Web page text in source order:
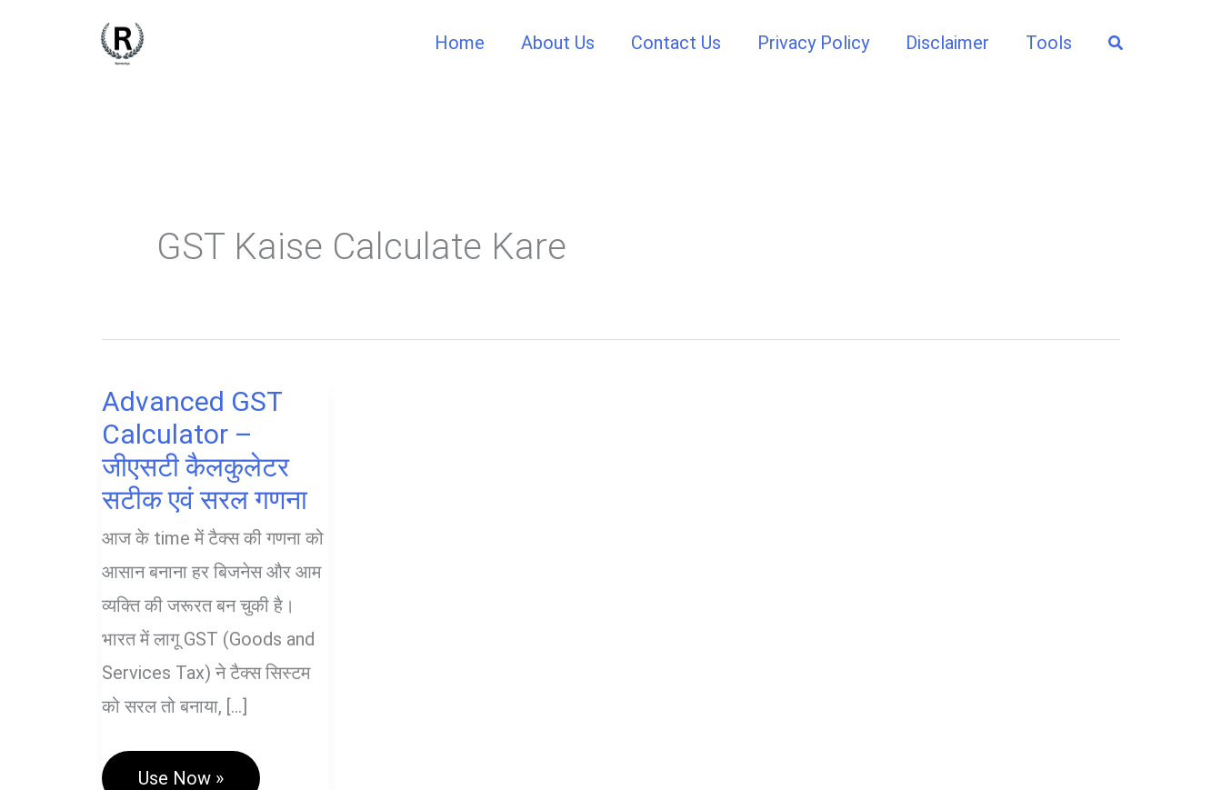
Home About Us Contact Us Privacy Policy Disclaimer Tools Search
GST Kaise Calculate Kare
Advanced GST
Calculator –
जीएसटी कैलकुलेटर
सटीक एवं सरल गणना
आज के time में टैक्स की गणना को
आसान बनाना हर बिजनेस और आम
व्यक्ति की जरूरत बन चुकी है।
भारत में लागू GST (Goods and
Services Tax) ने टैक्स सिस्टम
को सरल तो बनाया, […]
Advanced
Use Now »